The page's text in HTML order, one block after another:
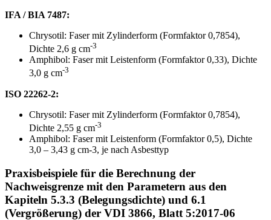
IFA / BIA 7487:
Chrysotil: Faser mit Zylinderform (Formfaktor 0,7854),
Dichte 2,6 g cm-3
Amphibol: Faser mit Leistenform (Formfaktor 0,33), Dichte
3,0 g cm-3
ISO 22262-2:
Chrysotil: Faser mit Zylinderform (Formfaktor 0,7854),
Dichte 2,55 g cm-3
Amphibol: Faser mit Leistenform (Formfaktor 0,5), Dichte
3,0 – 3,43 g cm-3, je nach Asbesttyp
Praxisbeispiele für die Berechnung der
Nachweisgrenze mit den Parametern aus den
Kapiteln 5.3.3 (Belegungsdichte) und 6.1
(Vergrößerung) der VDI 3866, Blatt 5:2017-06